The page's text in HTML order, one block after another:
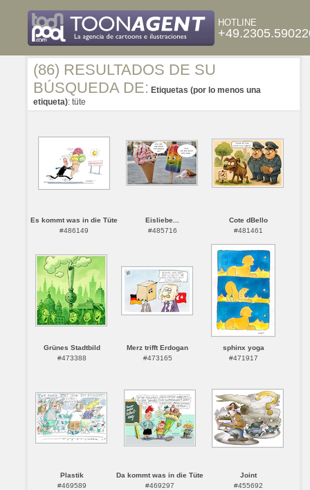
HOTLINE
(86) RESULTADOS DE SU
BÚSQUEDA DE: Etiquetas (por lo menos una
etiqueta): tüte
Es kommt was in die Tüte
#486149
Eisliebe...
#485716
Cote dBello
#481461
Grünes Stadtbild
#473388
Merz trifft Erdogan
#473165
sphinx yoga
#471917
Plastik
#469589
Da kommt was in die Tüte
#469297
Joint
#455692